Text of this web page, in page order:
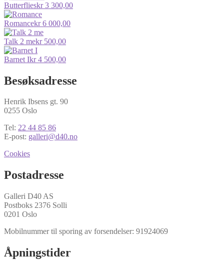
Butterflieskr3 300,00
Romancekr6 000,00
Talk 2 mekr500,00
Barnet Ikr4 500,00
Besøksadresse
Henrik Ibsens gt. 90
0255 Oslo
Tel: 22 44 85 86
E-post: galleri@d40.no
Cookies
Postadresse
Galleri D40 AS
Postboks 2376 Solli
0201 Oslo
Mobilnummer til sporing av forsendelser: 91924069
Åpningstider